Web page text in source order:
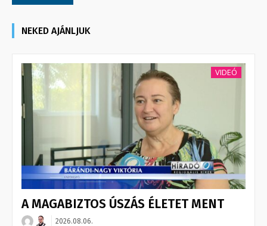
NEKED AJÁNLJUK
VIDEÓ
A MAGABIZTOS ÚSZÁS ÉLETET MENT
2026.08.06.